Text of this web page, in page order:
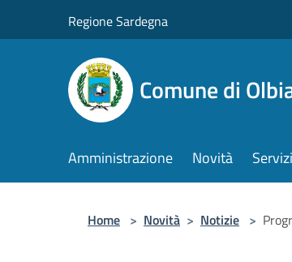
Regione Sardegna
Comune di
Amministrazione Novità Servizi
Home > Novità > Notizie >